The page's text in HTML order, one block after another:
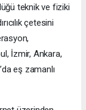
teknik ve fiziki
çetesini
İzmir, Ankara,
eş zamanlı